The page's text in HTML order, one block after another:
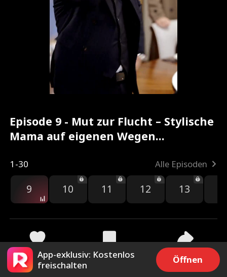
Episode 9 - Mut zur Flucht – Stylische
Mama auf eigenen Wegen
1-30 Alle Episoden
9 10 11 12 13
2.2k 12.1k Teilen
App-exklusiv: Kostenlos
freischalten
Öffnen